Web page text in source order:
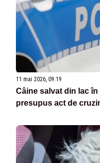
11 mai 2026, 09:19
Câine salvat din lac
presupus act de